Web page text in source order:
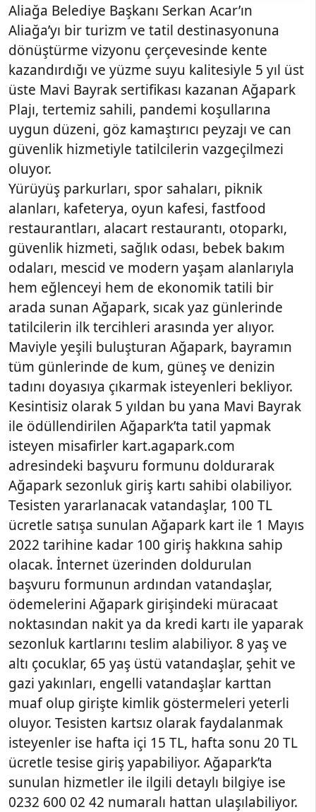
Aliağa Belediye Başkanı Serkan Acar’ın
Aliağa’yı bir turizm ve tatil destinasyonuna
dönüştürme vizyonu çerçevesinde kente
kazandırdığı ve yüzme suyu kalitesiyle 5 yıl üst
üste Mavi Bayrak sertifikası kazanan Ağapark
Plajı, tertemiz sahili, pandemi koşullarına
uygun düzeni, göz kamaştırıcı peyzajı ve can
güvenlik hizmetiyle tatilcilerin vazgeçilmezi
oluyor.
Yürüyüş parkurları, spor sahaları, piknik
alanları, kafeterya, oyun kafesi, fastfood
restaurantları, alacart restaurantı, otoparkı,
güvenlik hizmeti, sağlık odası, bebek bakım
odaları, mescid ve modern yaşam alanlarıyla
hem eğlenceyi hem de ekonomik tatili bir
arada sunan Ağapark, sıcak yaz günlerinde
tatilcilerin ilk tercihleri arasında yer alıyor.
Maviyle yeşili buluşturan Ağapark, bayramın
tüm günlerinde de kum, güneş ve denizin
tadını doyasıya çıkarmak isteyenleri bekliyor.
Kesintisiz olarak 5 yıldan bu yana Mavi Bayrak
ile ödüllendirilen Ağapark’ta tatil yapmak
isteyen misafirler kart.agapark.com
adresindeki başvuru formunu doldurarak
Ağapark sezonluk giriş kartı sahibi olabiliyor.
Tesisten yararlanacak vatandaşlar, 100 TL
ücretle satışa sunulan Ağapark kart ile 1 Mayıs
2022 tarihine kadar 100 giriş hakkına sahip
olacak. İnternet üzerinden doldurulan
başvuru formunun ardından vatandaşlar,
ödemelerini Ağapark girişindeki müracaat
noktasından nakit ya da kredi kartı ile yaparak
sezonluk kartlarını teslim alabiliyor. 8 yaş ve
altı çocuklar, 65 yaş üstü vatandaşlar, şehit ve
gazi yakınları, engelli vatandaşlar karttan
muaf olup girişte kimlik göstermeleri yeterli
oluyor. Tesisten kartsız olarak faydalanmak
isteyenler ise hafta içi 15 TL, hafta sonu 20 TL
ücretle tesise giriş yapabiliyor. Ağapark’ta
sunulan hizmetler ile ilgili detaylı bilgiye ise
0232 600 02 42 numaralı hattan ulaşılabiliyor.